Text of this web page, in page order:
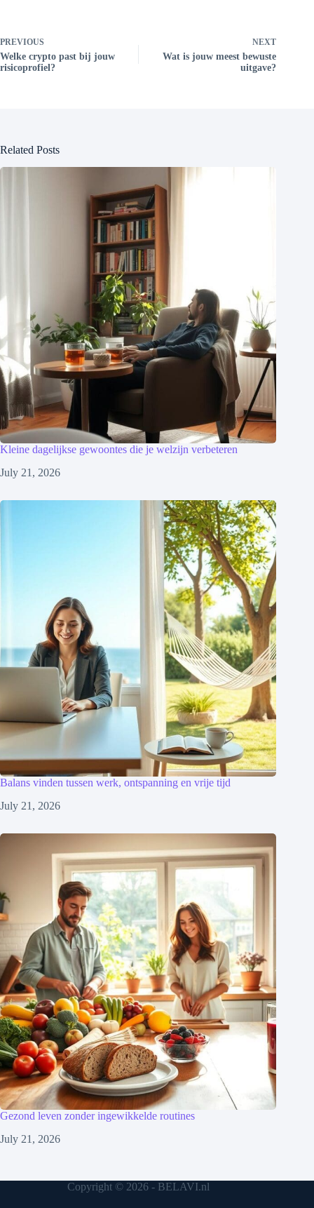
PREVIOUS
Welke crypto past bij jouw
risicoprofiel?
NEXT
Wat is jouw meest bewuste
uitgave?
Related Posts
Kleine dagelijkse gewoontes die je welzijn verbeteren
July 21, 2026
Balans vinden tussen werk, ontspanning en vrije tijd
July 21, 2026
Gezond leven zonder ingewikkelde routines
July 21, 2026
Copyright © 2026 - BELAVI.nl